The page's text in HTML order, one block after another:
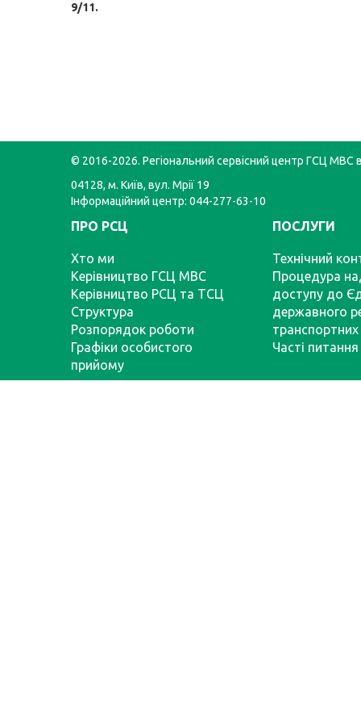
9/11.
© 2016-2026. Регіональний сервісний центр ГСЦ МВС
04128, м. Київ, вул. Мрії 19
Інформаційний центр: 044-277-63-10
ПРО РСЦ
Хто ми
Керівництво ГСЦ МВС
Керівництво РСЦ та ТСЦ
Структура
Розпорядок роботи
Графіки особистого
прийому
ПОСЛУГИ
Технічний
Процедура
доступу до
державного
транспортних
Часті питання